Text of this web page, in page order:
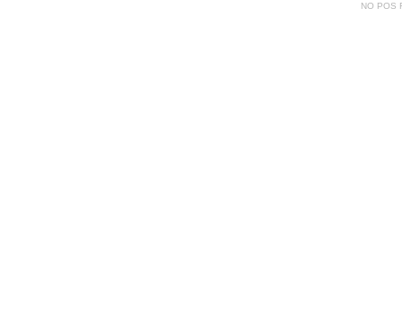
NO POS